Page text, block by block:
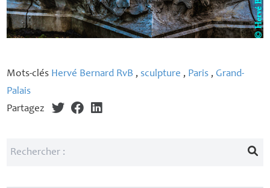
Mots-clés Hervé Bernard RvB ,sculpture , Paris ,Grand-
Palais
Partagez